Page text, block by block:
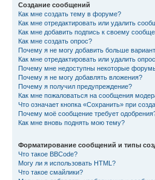
Создание сообщений
Как мне создать тему в форуме?
Как мне отредактировать или удалить
Как мне добавить подпись к своему
Как мне создать опрос?
Почему я не могу добавить больше
Как мне отредактировать или удалить
Почему мне недоступны некоторые
Почему я не могу добавлять вложения?
Почему я получил предупреждение?
Как мне пожаловаться на сообщения
Что означает кнопка «Сохранить» при
Почему моё сообщение требует
Как мне вновь поднять мою тему?
Форматирование сообщений и типы
Что такое BBCode?
Могу ли я использовать HTML?
Что такое смайлики?